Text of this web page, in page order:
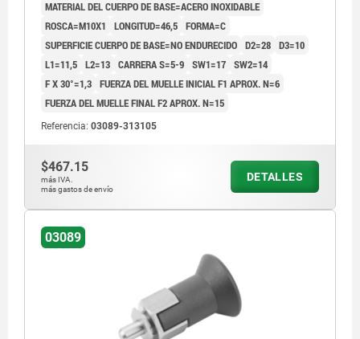
MATERIAL DEL CUERPO DE BASE=ACERO INOXIDABLE
ROSCA=M10X1
LONGITUD=46,5 FORMA=C
SUPERFICIE CUERPO DE BASE=NO ENDURECIDO D2=28 D3=10
L1=11,5 L2=13 CARRERA S=5-9 SW1=17 SW2=14
F X 30°=1,3 FUERZA DEL MUELLE INICIAL F1 APROX. N=6
FUERZA DEL MUELLE FINAL F2 APROX. N=15
Referencia: 03089-313105
$467.15
más IVA.
más gastos de envío
DETALLES
03089